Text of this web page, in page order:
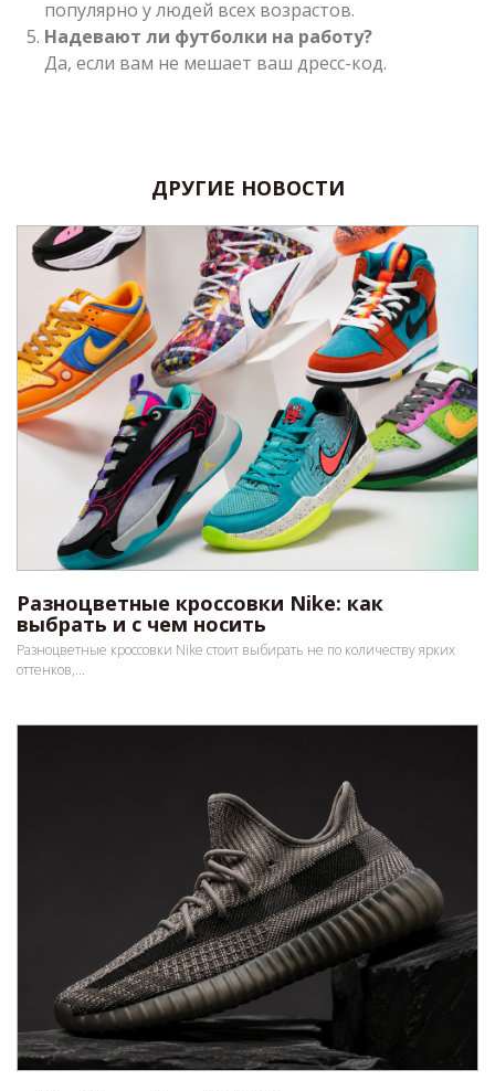
популярно у людей всех возрастов.
Надевают ли футболки на работу?
Да, если вам не мешает ваш дресс-код.
ДРУГИЕ НОВОСТИ
Разноцветные кроссовки Nike: как
выбрать и с чем носить
Разноцветные кроссовки Nike стоит выбирать не по количеству ярких
оттенков,...